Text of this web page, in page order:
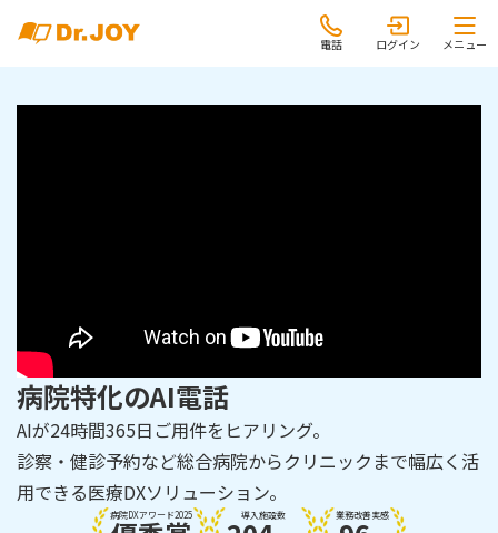
電話 ログイン メニュー
病院特化のAI電話
AIが24時間365日ご用件をヒアリング。
診察・健診予約など総合病院からクリニックまで幅広く活
用できる医療DXソリューション。
病院DXアワード2025 導入施設数 業務改善実感